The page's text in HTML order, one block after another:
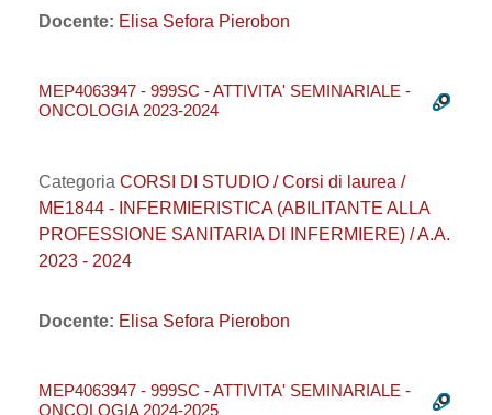
Docente: Elisa Sefora Pierobon
MEP4063947 - 999SC - ATTIVITA' SEMINARIALE -
ONCOLOGIA 2023-2024
Categoria CORSI DI STUDIO / Corsi di laurea /
ME1844 - INFERMIERISTICA (ABILITANTE ALLA
PROFESSIONE SANITARIA DI INFERMIERE) / A.A.
2023 - 2024
Docente: Elisa Sefora Pierobon
MEP4063947 - 999SC - ATTIVITA' SEMINARIALE -
ONCOLOGIA 2024-2025